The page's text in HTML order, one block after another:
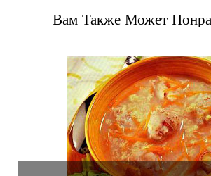
Вам Также Может